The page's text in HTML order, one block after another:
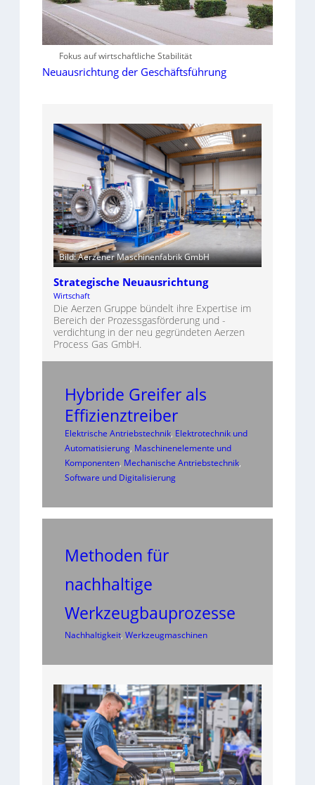
Fokus auf wirtschaftliche Stabilität
Neuausrichtung der Geschäftsführung
Bild: Aerzener Maschinenfabrik GmbH
Strategische Neuausrichtung
Wirtschaft
Die Aerzen Gruppe bündelt ihre Expertise im
Bereich der Prozessgasförderung und -
verdichtung in der neu gegründeten Aerzen
Process Gas GmbH.
Hybride Greifer als
Effizienztreiber
Elektrische Antriebstechnik, Elektrotechnik und
Automatisierung, Maschinenelemente und
Komponenten, Mechanische Antriebstechnik
Software und Digitalisierung
Methoden für
nachhaltige
Werkzeugbauprozesse
Nachhaltigkeit, Werkzeugmaschinen